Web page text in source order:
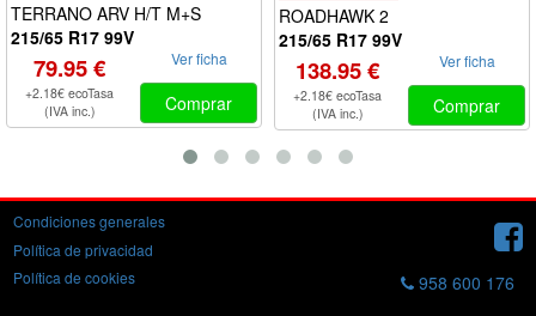
TERRANO ARV H/T M+S
215/65 R17 99V
79.95 €
+2.18€ ecoTasa
(IVA inc.)
Ver ficha
Comprar
ROADHAWK 2
215/65 R17 99V
138.95 €
+2.18€ ecoTasa
(IVA inc.)
Ver ficha
Comprar
Condiciones generales
Política de privacidad
Política de cookies
958 600 176